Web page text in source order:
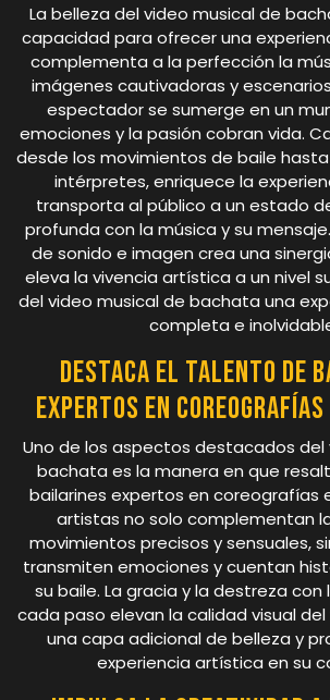
La belleza del video musical de
capacidad para ofrecer una
complementa a la perfección la
imágenes cautivadoras y
espectador se sumerge en un
emociones y la pasión cobran vida.
desde los movimientos de baile
intérpretes, enriquece la
transporta al público a un estado
profunda con la música y su
de sonido e imagen crea una
eleva la vivencia artística a un nivel
del video musical de bachata una
completa e
Destaca el talento de
expertos en
Uno de los aspectos destacados del
bachata es la manera en que
bailarines expertos en coreografías
artistas no solo complementan
movimientos precisos y sensuales,
transmiten emociones y cuentan
su baile. La gracia y la destreza
cada paso elevan la calidad visual
una capa adicional de belleza y
experiencia artística en su